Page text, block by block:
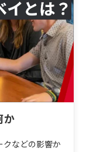
か
などの影響か